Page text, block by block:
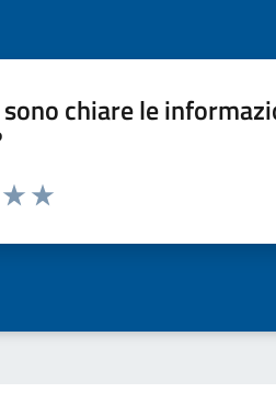
chiare le
stelle la pagina